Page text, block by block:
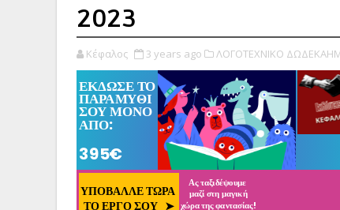
2023
Κέφαλος 3 years ago ΛΟΓΟΤΕΧΝΙΚΟ